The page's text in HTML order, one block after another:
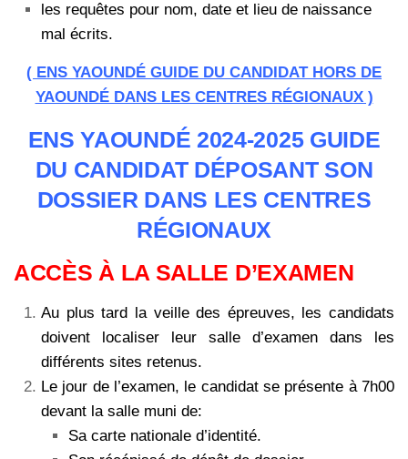
les requêtes pour nom, date et lieu de naissance
mal écrits.
( ENS YAOUNDÉ GUIDE DU CANDIDAT HORS DE
YAOUNDÉ DANS LES CENTRES RÉGIONAUX )
ENS YAOUNDÉ 2024-2025 GUIDE
DU CANDIDAT DÉPOSANT SON
DOSSIER DANS LES CENTRES
RÉGIONAUX
ACCÈS À LA SALLE D’EXAMEN
Au plus tard la veille des épreuves, les candidats
doivent localiser leur salle d’examen dans les
différents sites retenus.
Le jour de l’examen, le candidat se présente à 7h00
devant la salle muni de:
Sa carte nationale d’identité.